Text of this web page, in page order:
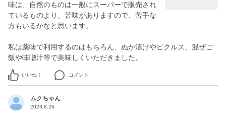
味は、自然のものは一般にスーパーで販売され
ているものより、苦味がありますので、苦手な
方もいるかなと思います。
私は薬味で利用するのはもちろん、ぬか漬けやピクルス、混ぜご
いいね！ コメント
ムクちゃん
2023.8.26